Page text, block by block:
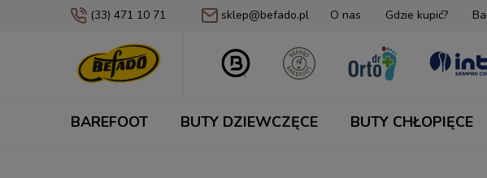
(33) 471 10 71 sklep@befado.pl O nas Gdzie kupić?
BAREFOOT BUTY DZIEWCZĘCE BUTY CHŁOPIĘCE